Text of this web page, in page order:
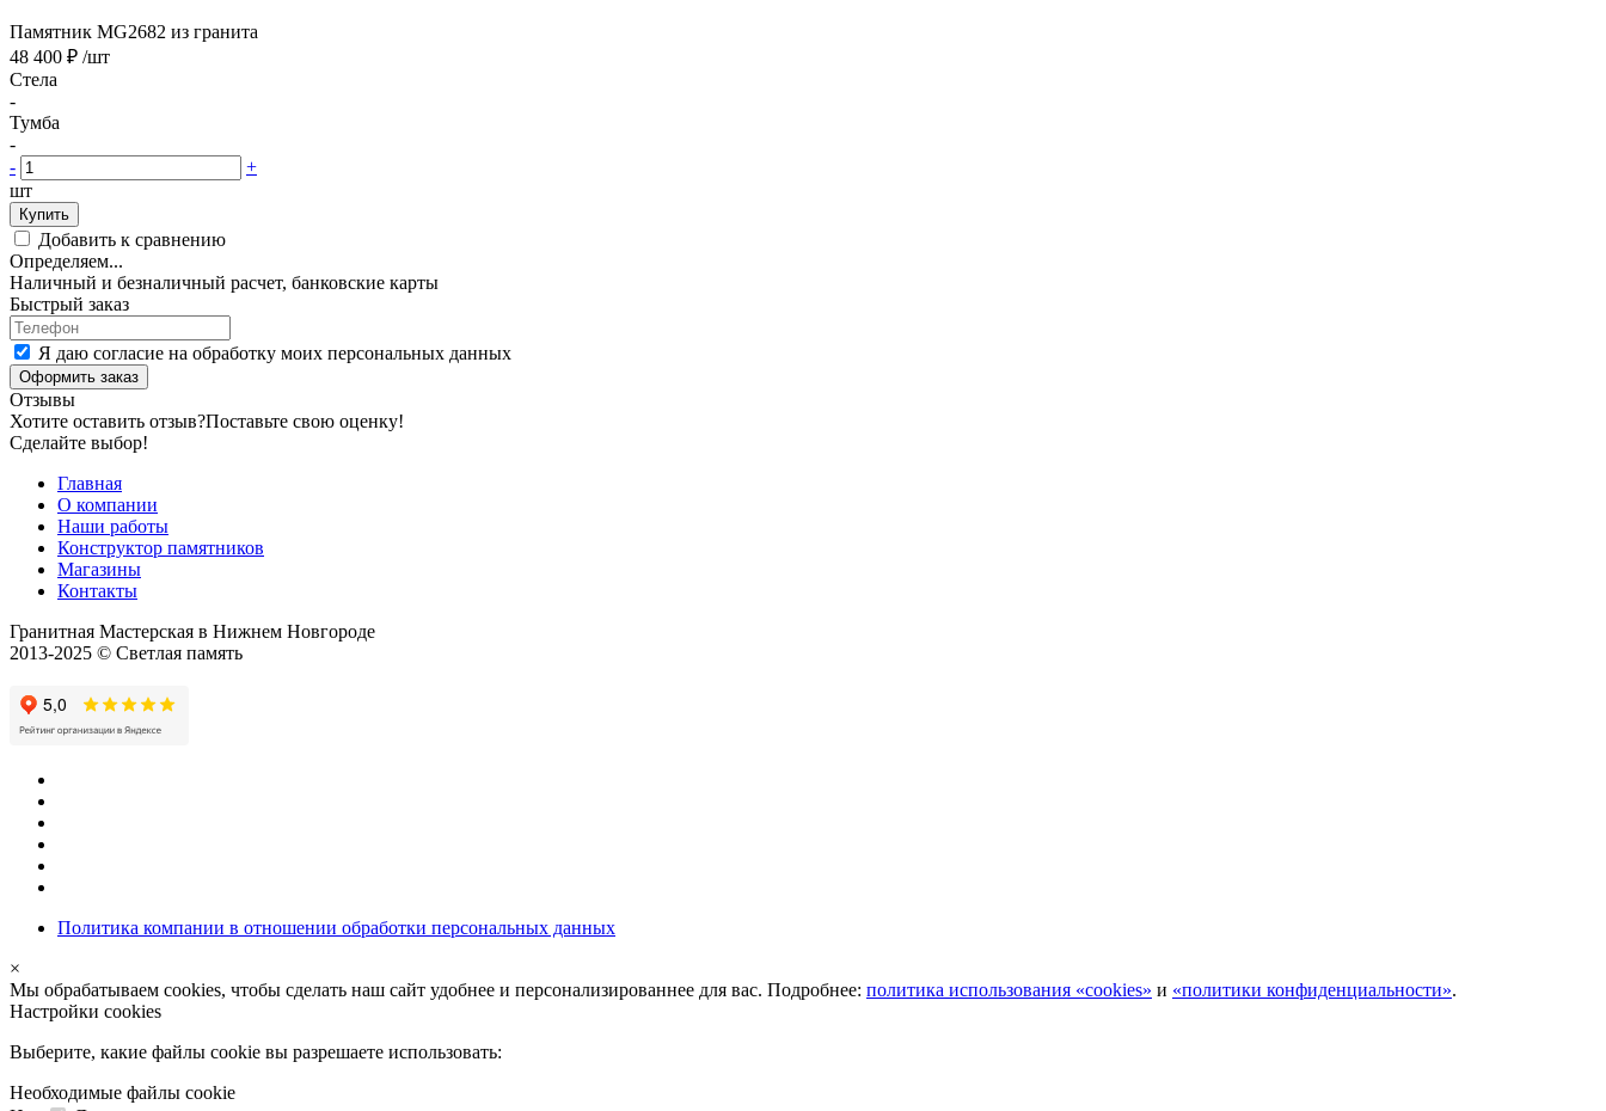
Памятник MG2682 из гранита
48 400 ₽ /шт
Стела
-
Тумба
-
-
+
шт
Купить
Добавить к сравнению
Определяем...
Наличный и безналичный расчет, банковские карты
Быстрый заказ
Я даю согласие на обработку моих персональных данных
Оформить заказ
Отзывы
Хотите оставить отзыв?Поставьте свою оценку!
Сделайте выбор!
Главная
О компании
Наши работы
Конструктор памятников
Магазины
Контакты
Гранитная Мастерская в Нижнем Новгороде
2013-2025 © Светлая память
Политика компании в отношении обработки персональных данных
×
Мы обрабатываем cookies, чтобы сделать наш сайт удобнее и персонализированнее для вас. Подробнее: политика использования «cookies» и «политики конфиденциальности».
Настройки cookies
Выберите, какие файлы cookie вы разрешаете использовать:
Необходимые файлы cookie